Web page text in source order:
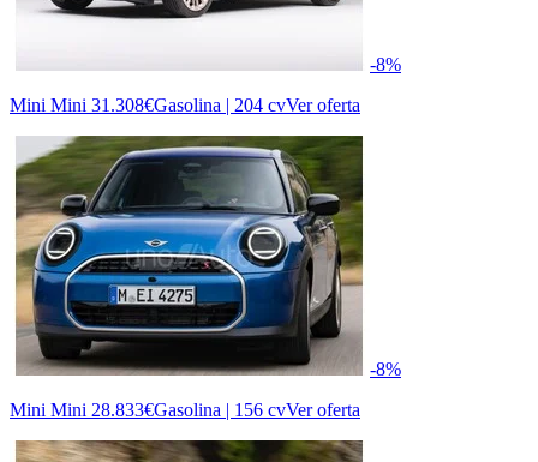
-8%
Mini Mini 31.308€Gasolina | 204 cvVer oferta
-8%
Mini Mini 28.833€Gasolina | 156 cvVer oferta